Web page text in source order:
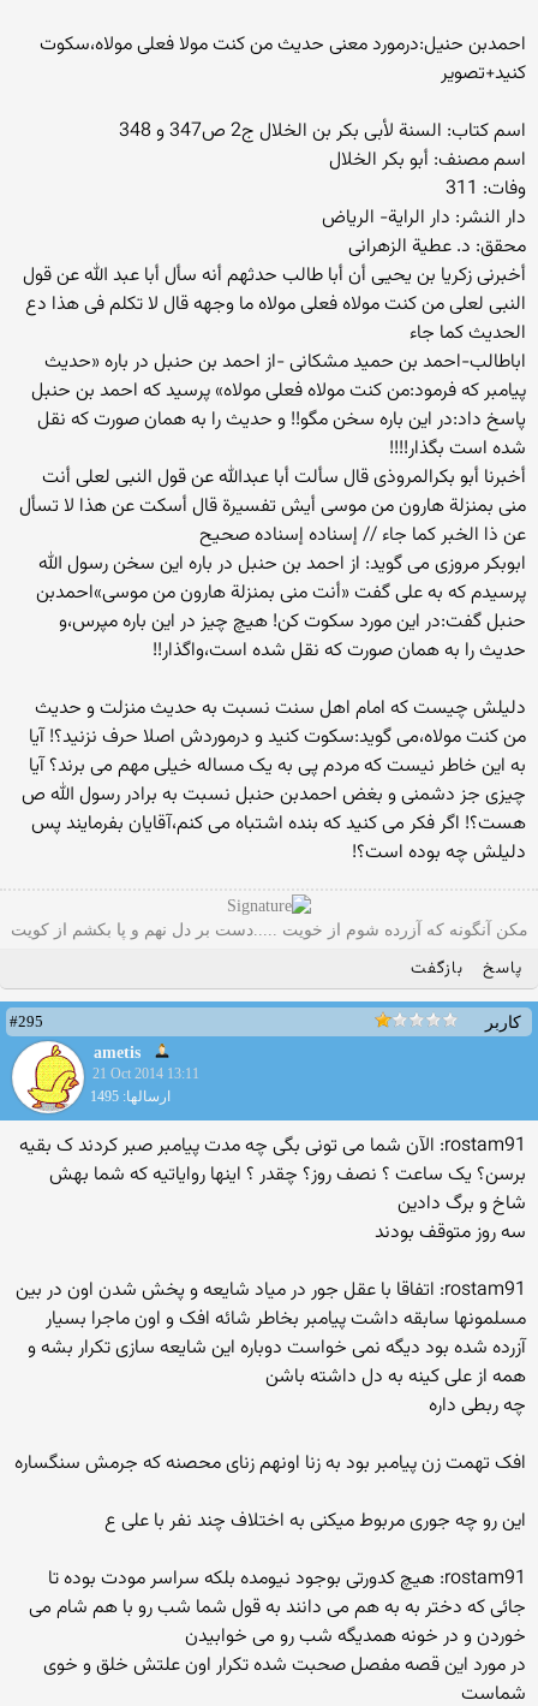
احمدبن حنیل:درمورد معنی حدیث من کنت مولا فعلی مولاه،سکوت
کنید+تصویر
اسم کتاب: السنة لأبی بکر بن الخلال ج2 ص347 و 348
اسم مصنف: أبو بکر الخلال
وفات: 311
دار النشر: دار الرایة- الریاض
محقق: د. عطیة الزهرانی
أخبرنی زکریا بن یحیى أن أبا طالب حدثهم أنه سأل أبا عبد الله عن قول
النبی لعلی من کنت مولاه فعلی مولاه ما وجهه قال لا تکلم فی هذا دع
الحدیث کما جاء
اباطالب-احمد بن حمید مشکانی -از احمد بن حنبل در باره «حدیث
پیامبر که فرمود:من کنت مولاه فعلی مولاه» پرسید که احمد بن حنبل
پاسخ داد:در این باره سخن مگو!! و حدیث را به همان صورت که نقل
شده است بگذار!!!!
أخبرنا أبو بکرالمروذی قال سألت أبا عبدالله عن قول النبی لعلی أنت
منی بمنزلة هارون من موسى أیش تفسیرة قال أسکت عن هذا لا تسأل
عن ذا الخبر کما جاء // إسناده إسناده صحیح
ابوبکر مروزی می گوید: از احمد بن حنبل در باره این سخن رسول الله
پرسیدم که به علی گفت «أنت منی بمنزلة هارون من موسی»احمدبن
حنبل گفت:در این مورد سکوت کن! هیچ چیز در این باره مپرس،و
حدیث را به همان صورت که نقل شده است،واگذار!!
دلیلش چیست که امام اهل سنت نسبت به حدیث منزلت و حدیث
من کنت مولاه،می گوید:سکوت کنید و درموردش اصلا حرف نزنید؟! آیا
به این خاطر نیست که مردم پی به یک مساله خیلی مهم می برند؟ آیا
چیزی جز دشمنی و بغض احمدبن حنبل نسبت به برادر رسول الله ص
هست؟! اگر فکر می کنید که بنده اشتباه می کنم،آقایان بفرمایند پس
دلیلش چه بوده است؟!
مکن آنگونه که آزرده شوم از خویت .....دست بر دل نهم و پا بکشم از کویت
پاسخ بازگفت
کاربر
#295
ametis
21 Oct 2014 13:11
ارسالها: 1495
rostam91: الآن شما می تونی بگی چه مدت پیامبر صبر کردند ک بقیه
برسن؟ یک ساعت ؟ نصف روز؟ چقدر ؟ اینها روایاتیه که شما بهش
شاخ و برگ دادین
سه روز متوقف بودند
rostam91: اتفاقا با عقل جور در میاد شایعه و پخش شدن اون در بین
مسلمونها سابقه داشت پیامبر بخاطر شائه افک و اون ماجرا بسیار
آزرده شده بود دیگه نمی خواست دوباره این شایعه سازی تکرار بشه و
همه از علی کینه به دل داشته باشن
چه ربطی داره
افک تهمت زن پیامبر بود به زنا اونهم زنای محصنه که جرمش سنگساره
این رو چه جوری مربوط میکنی به اختلاف چند نفر با علی ع
rostam91: هیچ کدورتی بوجود نیومده بلکه سراسر مودت بوده تا
جائی که دختر به به هم می دانند به قول شما شب رو با هم شام می
خوردن و در خونه همدیگه شب رو می خوابیدن
در مورد این قصه مفصل صحبت شده تکرار اون علتش خلق و خوی
شماست